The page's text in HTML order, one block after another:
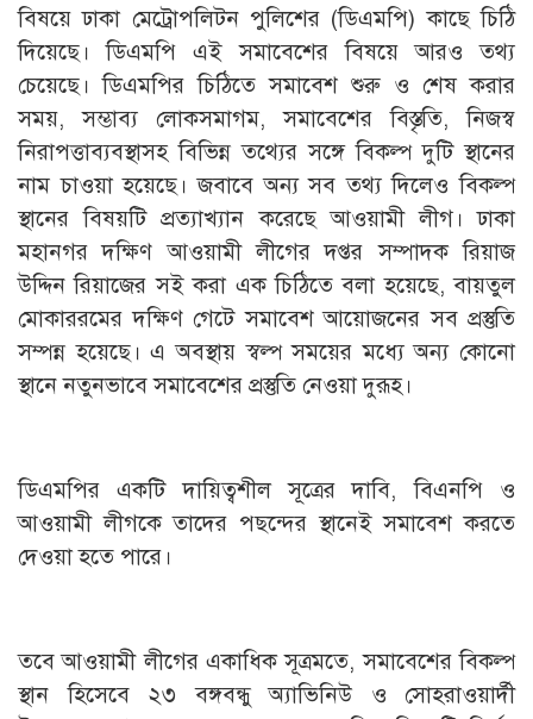
বিষয়ে ঢাকা মেট্রোপলিটন পুলিশের (ডিএমপি) কাছে চিঠি
দিয়েছে। ডিএমপি এই সমাবেশের বিষয়ে আরও তথ্য
চেয়েছে। ডিএমপির চিঠিতে সমাবেশ শুরু ও শেষ করার
সময়, সম্ভাব্য লোকসমাগম, সমাবেশের বিস্তৃতি, নিজস্ব
নিরাপত্তাব্যবস্থাসহ বিভিন্ন তথ্যের সঙ্গে বিকল্প দুটি স্থানের
নাম চাওয়া হয়েছে। জবাবে অন্য সব তথ্য দিলেও বিকল্প
স্থানের বিষয়টি প্রত্যাখ্যান করেছে আওয়ামী লীগ। ঢাকা
মহানগর দক্ষিণ আওয়ামী লীগের দপ্তর সম্পাদক রিয়াজ
উদ্দিন রিয়াজের সই করা এক চিঠিতে বলা হয়েছে, বায়তুল
মোকাররমের দক্ষিণ গেটে সমাবেশ আয়োজনের সব প্রস্তুতি
সম্পন্ন হয়েছে। এ অবস্থায় স্বল্প সময়ের মধ্যে অন্য কোনো
স্থানে নতুনভাবে সমাবেশের প্রস্তুতি নেওয়া দুরূহ।
ডিএমপির একটি দায়িত্বশীল সূত্রের দাবি, বিএনপি ও
আওয়ামী লীগকে তাদের পছন্দের স্থানেই সমাবেশ করতে
দেওয়া হতে পারে।
তবে আওয়ামী লীগের একাধিক সূত্রমতে, সমাবেশের বিকল্প
স্থান হিসেবে ২৩ বঙ্গবন্ধু অ্যাভিনিউ ও সোহরাওয়ার্দী